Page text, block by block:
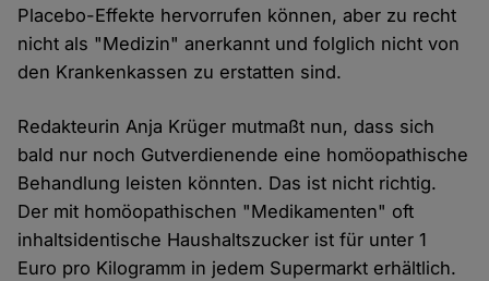
Placebo-Effekte hervorrufen können, aber zu recht
nicht als "Medizin" anerkannt und folglich nicht von
den Krankenkassen zu erstatten sind.
Redakteurin Anja Krüger mutmaßt nun, dass sich
bald nur noch Gutverdienende eine homöopathische
Behandlung leisten könnten. Das ist nicht richtig.
Der mit homöopathischen "Medikamenten" oft
inhaltsidentische Haushaltszucker ist für unter 1
Euro pro Kilogramm in jedem Supermarkt erhältlich.